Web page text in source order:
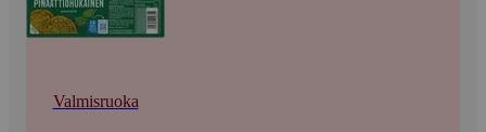
Valmisruoka